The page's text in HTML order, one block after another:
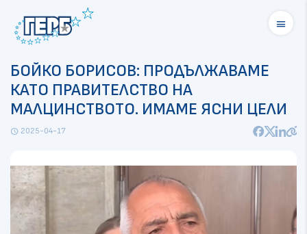
menu
БОЙКО БОРИСОВ: ПРОДЪЛЖАВАМЕ
КАТО ПРАВИТЕЛСТВО НА
МАЛЦИНСТВОТО. ИМАМЕ ЯСНИ ЦЕЛИ
schedule 2025-04-17